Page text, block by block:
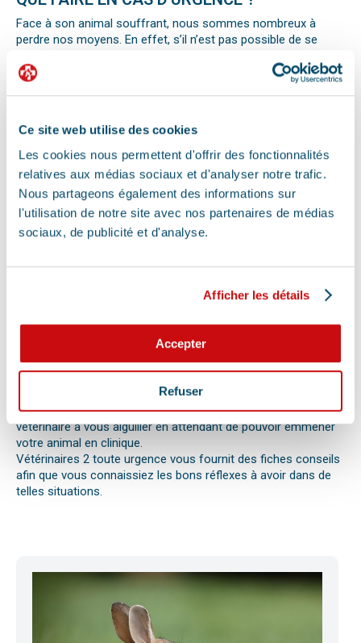
Ce site web utilise des cookies
Les cookies nous permettent d'offrir des fonctionnalités
relatives aux médias sociaux et d'analyser notre trafic.
Nous partageons également des informations sur
l'utilisation de notre site avec nos partenaires de médias
sociaux, de publicité et d'analyse.
Afficher les détails
Accepter
Refuser
Face à son animal souffrant, nous sommes nombreux à
perdre nos moyens. En effet, s’il n’est pas possible de se
peuvent être salvateurs.
Ainsi, le premier réflexe à avoir dans une telle situation est de
également de ne pas paniquer et de vous assurer de la
sécurité de votre animal pour ne pas empirer la situation.
Pour pouvoir détecter un mal-être chez son animal et décrire
la situation à un professionnel, il faut faire attention aux
signaux. Tout comportement anormal ou abattement doit
vous alerter.
Les difficultés respiratoires, pertes de conscience, les
perte d’appétit soudaine sont autant de signes visibles que
votre compagnon. Il peut s’agir en effet d’un épillet, d’une
réaction allergique avec œdème de Quincke, d’une intoxication
ou envenimation, d’un syndrome dilatation torsion de
l’estomac chez le chien, d’une mise bas, d’une infection
utérine ou pyomètre, une paralysie, etc.
Bien observer et détecter ces symptômes aidera votre
vétérinaire à vous aiguiller en attendant de pouvoir emmener
votre animal en clinique.
Vétérinaires 2 toute urgence vous fournit des fiches conseils
afin que vous connaissiez les bons réflexes à avoir dans de
telles situations.